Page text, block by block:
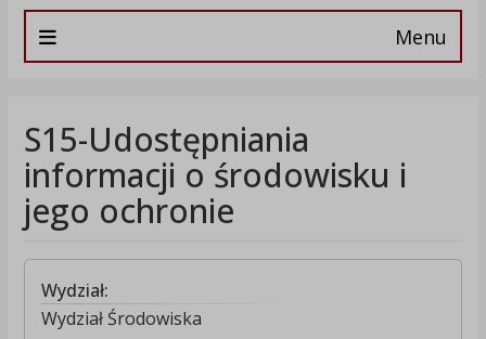
Menu
S15-Udostępniania
informacji o środowisku i
jego ochronie
Wydział:
Wydział Środowiska